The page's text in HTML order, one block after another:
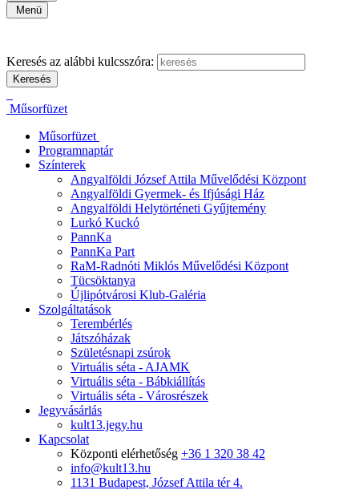
Menü
Keresés az alábbi kulcsszóra:
Műsorfüzet
Műsorfüzet
Programnaptár
Színterek
Angyalföldi József Attila Művelődési Központ
Angyalföldi Gyermek- és Ifjúsági Ház
Angyalföldi Helytörténeti Gyűjtemény
Lurkó Kuckó
PannKa
PannKa Part
RaM-Radnóti Miklós Művelődési Központ
Tücsöktanya
Újlipótvárosi Klub-Galéria
Szolgáltatások
Terembérlés
Játszóházak
Születésnapi zsúrok
Virtuális séta - AJAMK
Virtuális séta - Bábkiállítás
Virtuális séta - Városrészek
Jegyvásárlás
kult13.jegy.hu
Kapcsolat
Központi elérhetőség +36 1 320 38 42
info@kult13.hu
1131 Budapest, József Attila tér 4.